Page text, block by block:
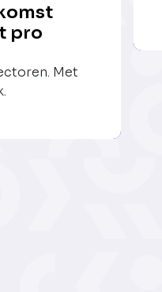
pro
Met